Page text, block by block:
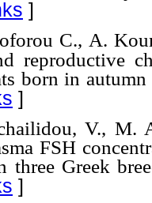
]
C., A.
reproductive
born in
]
V., M.
FSH
three Greek
]